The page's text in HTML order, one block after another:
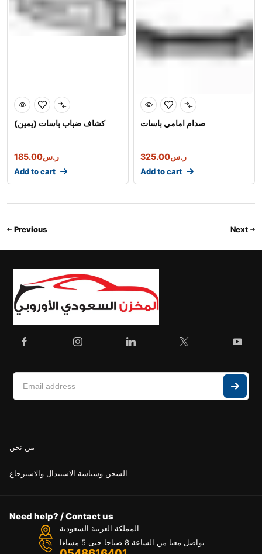
كشاف ضباب باسات (يمين)
ر.س185.00
Add to cart
صدام امامي باسات
ر.س325.00
Add to cart
Previous Next
من نحن
الشحن وسياسة الاستبدال والاسترجاع
Need help? / Contact us
المملكة العربية السعودية
تواصل معنا من الساعة 8 صباحا حتى 5 مساءا